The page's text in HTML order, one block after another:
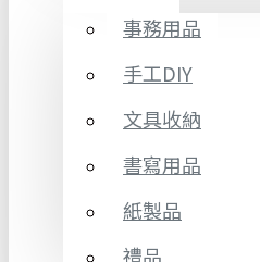
事務用品
手工DIY
文具收納
書寫用品
紙製品
禮品